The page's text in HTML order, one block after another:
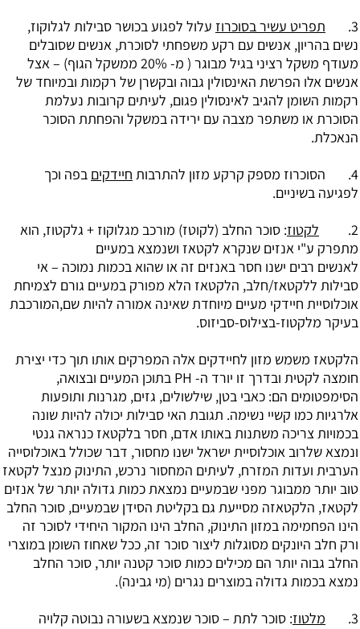
3.
תפריט עשיר בסוכרוז עלול לפגוע בכושר סבילות לגלוקוז,
נשים בהריון, אנשים עם רקע משפחתי לסוכרת, אנשים שסובלים
מעודף משקל רציני בגיל מבוגר ( מ- 20% ממשקל הגוף) – אצל
אנשים אלו הפרשת האינסולין גבוה ובקשרן של רקמות ובמיוחד של
רקמות השומן להגיב לאינסולין פגום, לעיתים קרובות נעלמת
הסוכרת או משתפר מצבה עם ירידה במשקל והפחתת הסוכר
הנאכלת.
4. הסוכרוז מספק קרקע מזון להתרבות
חיידקים בפה וכך
לפגיעה בשיניים.
2.
לקטוז: סוכר החלב (לקוטז) מורכב מגלוקוז + גלקטוז, הוא
מתפרק ע"י אנזים שנקרא לקטאז ושנמצא במעיים
לאנשים רבים ישנו חסר באנזים זה או שהוא בכמות נמוכה – אי
סבילות ללקטאז/חלב, הלקטאז הלא מפורק במעיים גורם לצמיחת
אוכלוסיית חיידקי מעיים מיוחדת שאינה אמורה להיות שם,המורכבת
בעיקר מלקטוז-בצילוס-סביזוס.
הלקטאז משמש מזון לחיידקים אלה המפרקים אותו תוך כדי יצירת
חומצה לקטית ובדרך זו יורד ה- PH בתוכן המעיים ובצואה,
הסימפטומים הם: כאבי בטן, שילשולים, גזים, מגרנות ותופעות
אלרגיות כמו קשיי נשימה. תגובת האי סבילות יכולה להיות שונה
בכמויות צריכה משתנות באותו אדם, חסר בלקטאז כנראה גנטי
ונמצא שלרוב אוכלוסיית ישראל ישנו מחסור, דבר שכולל באוכלוסייה
הערבית ועדות המזרח, לעיתים המחסור נרכש, התינוק מנצל לקטאז
טוב יותר ממבוגר מפני שבמעיים נמצאת כמות גדולה יותר של אנזים
לקטאז, הלקטאזה מסייעת גם בקליטת הסידן שבמעיים, סוכר החלב
הינו הפחמימה במזון התינוק, החלב הינו המקור היחידי לסוכר זה
ורק חלב היונקים מסוגלות ליצור סוכר זה, ככל שאחוז השומן במוצרי
החלב גבוה יותר הם מכילים כמות סוכר קטנה יותר, סוכר החלב
נמצא בכמות גדולה במוצרים נגרים (מי גבינה).
3.
מלטוז: סוכר לתת – סוכר שנמצא בשעורה נבוטה קלויה